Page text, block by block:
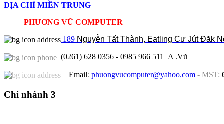
ĐỊA CHỈ MIỀN TRUNG
PHƯƠNG VŨ COMPUTER
189 Nguyễn Tất Thành, Eatling Cư Jút Đăk
(0261) 628 0356 - 0985 966 511 A .Vũ
Email: phuongvucomputer@yahoo.com - MST:
Chi nhánh 3